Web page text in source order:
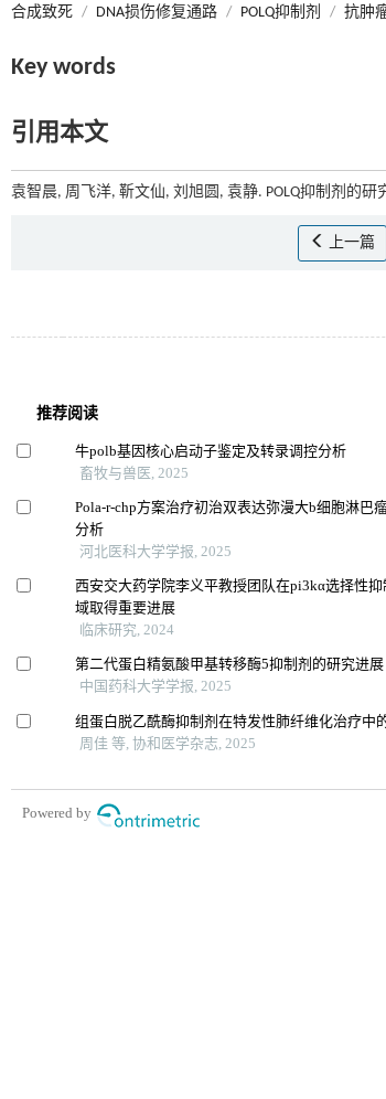
合成致死 / DNA损伤修复通路 / POLQ抑制剂 / 抗肿
Key words
引用本文
袁智晨, 周飞洋, 靳文仙, 刘旭圆, 袁静. POLQ抑制剂的研
上一篇